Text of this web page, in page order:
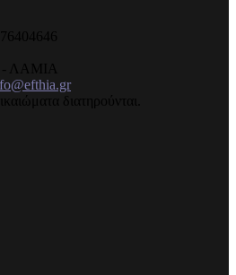
- ΛΑΜΙΑ
διατηρούνται.